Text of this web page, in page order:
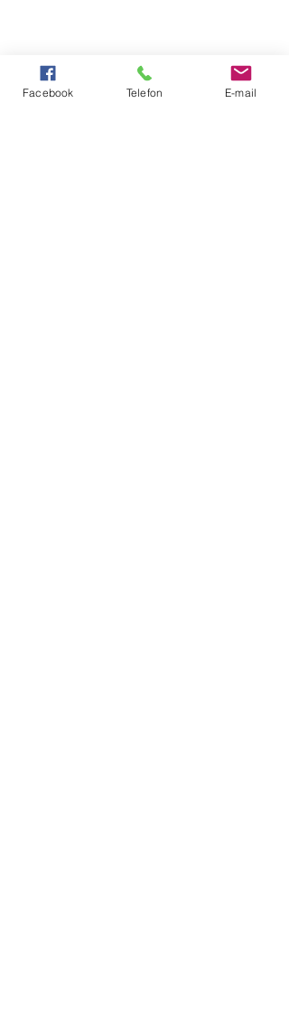
Facebook Telefon E-mail